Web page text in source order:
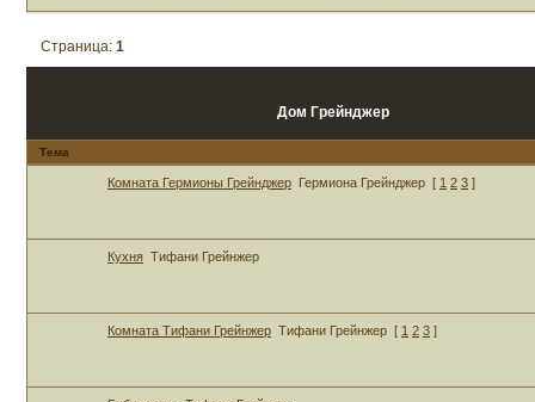
Дом Грейнджер
Страница:1
Тема
Комната Гермионы Грейнджер Гермиона Грейнджер [ 1 2 3 ]
Кухня Тифани Грейнжер
Комната Тифани Грейнжер Тифани Грейнжер [ 1 2 3 ]